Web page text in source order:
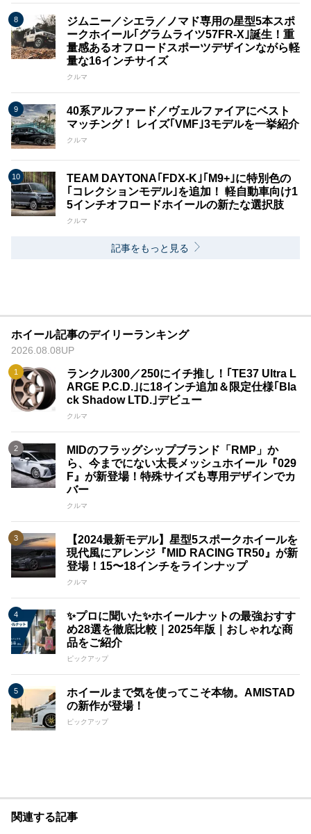
ジムニー／シエラ／ノマド専用の星型5本スポ
ークホイール｢グラムライツ57FR-X｣誕生！重
量感あるオフロードスポーツデザインながら軽
量な16インチサイズ
クルマ
40系アルファード／ヴェルファイアにベスト
マッチング！ レイズ｢VMF｣3モデルを一挙紹介
クルマ
TEAM DAYTONA｢FDX-K｣｢M9+｣に特別色の
｢コレクションモデル｣を追加！ 軽自動車向け1
5インチオフロードホイールの新たな選択肢
クルマ
記事をもっと見る
ホイール記事のデイリーランキング
2026.08.08UP
ランクル300／250にイチ推し！｢TE37 Ultra L
ARGE P.C.D.｣に18インチ追加＆限定仕様｢Bla
ck Shadow LTD.｣デビュー
クルマ
MIDのフラッグシップブランド「RMP」か
ら、今までにない太長メッシュホイール『029
F』が新登場！特殊サイズも専用デザインでカ
バー
クルマ
【2024最新モデル】星型5スポークホイールを
現代風にアレンジ『MID RACING TR50』が新
登場！15〜18インチをラインナップ
クルマ
✨プロに聞いた✨ホイールナットの最強おすす
め28選を徹底比較｜2025年版｜おしゃれな商
品をご紹介
ピックアップ
ホイールまで気を使ってこそ本物。AMISTAD
の新作が登場！
ピックアップ
関連する記事